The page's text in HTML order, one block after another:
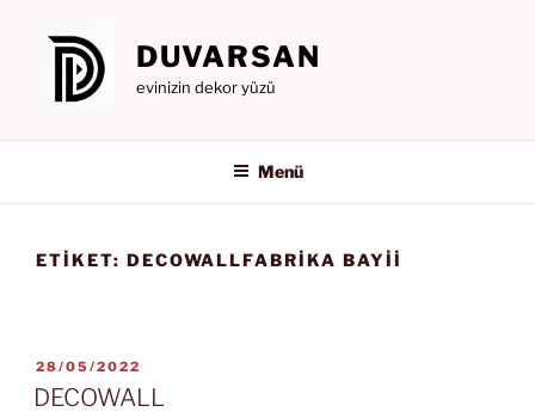
DUVARSAN
evinizin dekor yüzü
Menü
ETIKET: DECOWALLFABRIKA BAYII
YAYIM
TARIHI
28/05/2022
DECOWALL